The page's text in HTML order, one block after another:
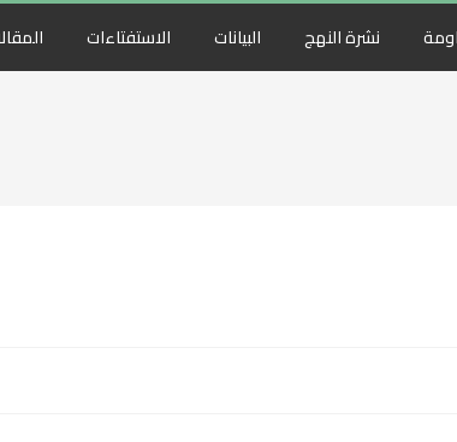
نشرة النهج البيانات الاستفتاءات